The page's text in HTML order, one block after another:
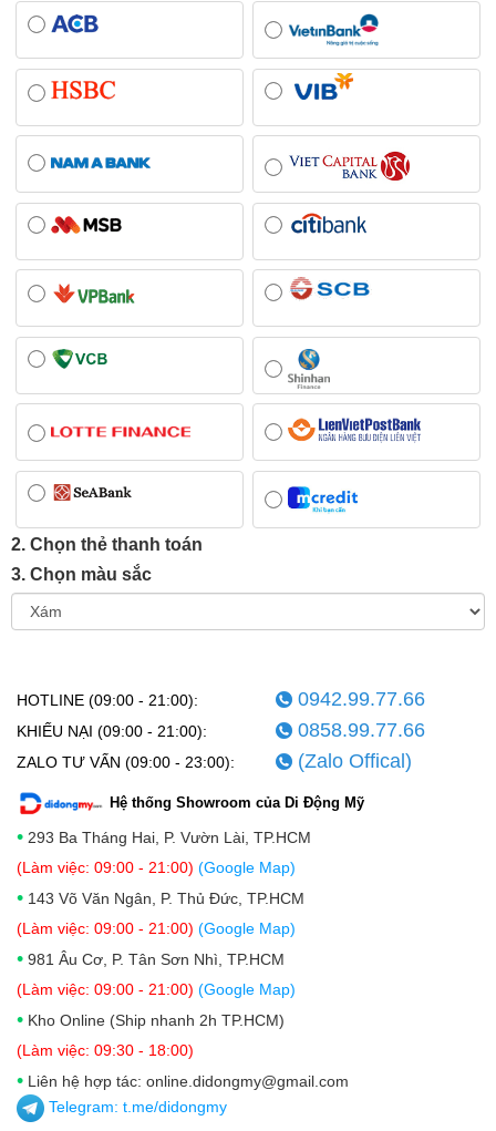
2. Chọn thẻ thanh toán
3. Chọn màu sắc
HOTLINE (09:00 - 21:00): 0942.99.77.66
KHIẾU NẠI (09:00 - 21:00): 0858.99.77.66
ZALO TƯ VẤN (09:00 - 23:00): (Zalo Offical)
Hệ thống Showroom của Di Động Mỹ
• 293 Ba Tháng Hai, P. Vườn Lài, TP.HCM
(Làm việc: 09:00 - 21:00) (Google Map)
• 143 Võ Văn Ngân, P. Thủ Đức, TP.HCM
(Làm việc: 09:00 - 21:00) (Google Map)
• 981 Âu Cơ, P. Tân Sơn Nhì, TP.HCM
(Làm việc: 09:00 - 21:00) (Google Map)
• Kho Online (Ship nhanh 2h TP.HCM)
(Làm việc: 09:30 - 18:00)
• Liên hệ hợp tác: online.didongmy@gmail.com
Telegram: t.me/didongmy